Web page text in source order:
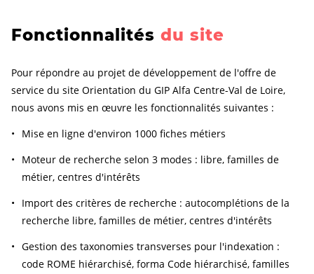
Fonctionnalités du site
Pour répondre au projet de développement de l'offre de
service du site Orientation du GIP Alfa Centre-Val de Loire,
nous avons mis en œuvre les fonctionnalités suivantes :
Mise en ligne d'environ 1000 fiches métiers
Moteur de recherche selon 3 modes : libre, familles de
métier, centres d'intérêts
Import des critères de recherche : autocomplétions de la
recherche libre, familles de métier, centres d'intérêts
Gestion des taxonomies transverses pour l'indexation :
code ROME hiérarchisé, forma Code hiérarchisé, familles